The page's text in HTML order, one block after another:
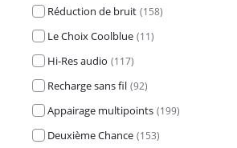
Réduction de bruit (158)
Le Choix Coolblue (11)
Hi-Res audio (117)
Recharge sans fil (92)
Appairage multipoints (199)
Deuxième Chance (153)